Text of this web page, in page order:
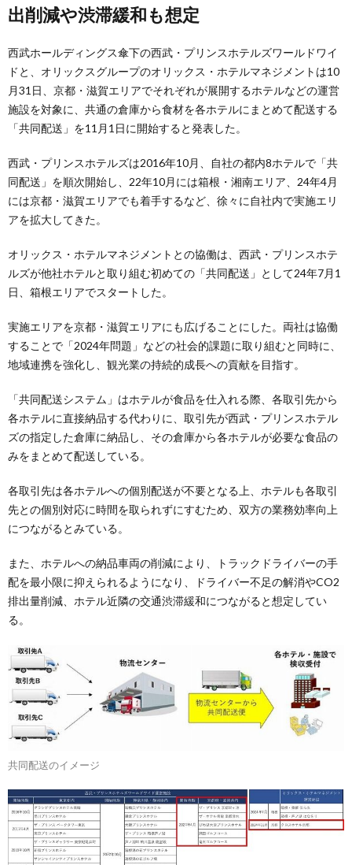
出削減や渋滞緩和も想定
西武ホールディングス傘下の西武・プリンスホテルズワールドワイ
ドと、オリックスグループのオリックス・ホテルマネジメントは10
月31日、京都・滋賀エリアでそれぞれが展開するホテルなどの運営
施設を対象に、共通の倉庫から食材を各ホテルにまとめて配送する
「共同配送」を11月1日に開始すると発表した。
西武・プリンスホテルズは2016年10月、自社の都内8ホテルで「共
同配送」を順次開始し、22年10月には箱根・湘南エリア、24年4月
には京都・滋賀エリアでも着手するなど、徐々に自社内で実施エリ
アを拡大してきた。
オリックス・ホテルマネジメントとの協働は、西武・プリンスホテ
ルズが他社ホテルと取り組む初めての「共同配送」として24年7月1
日、箱根エリアでスタートした。
実施エリアを京都・滋賀エリアにも広げることにした。両社は協働
することで「2024年問題」などの社会的課題に取り組むと同時に、
地域連携を強化し、観光業の持続的成長への貢献を目指す。
「共同配送システム」はホテルが食品を仕入れる際、各取引先から
各ホテルに直接納品する代わりに、取引先が西武・プリンスホテル
ズの指定した倉庫に納品し、その倉庫から各ホテルが必要な食品の
みをまとめて配送している。
各取引先は各ホテルへの個別配送が不要となる上、ホテルも各取引
先との個別対応に時間を取られずにすむため、双方の業務効率向上
につながるとみている。
また、ホテルへの納品車両の削減により、トラックドライバーの手
配を最小限に抑えられるようになり、ドライバー不足の解消やCO2
排出量削減、ホテル近隣の交通渋滞緩和につながると想定してい
る。
共同配送のイメージ